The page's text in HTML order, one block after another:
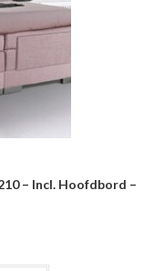
– Incl. Hoofdbord –